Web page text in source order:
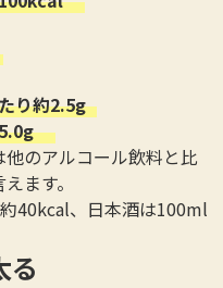
り約2.5g
5.0g
のアルコール飲料と比
ます。
40kcal、日本酒は100ml
る